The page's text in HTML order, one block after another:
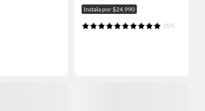
Instala por $24.990
(57)